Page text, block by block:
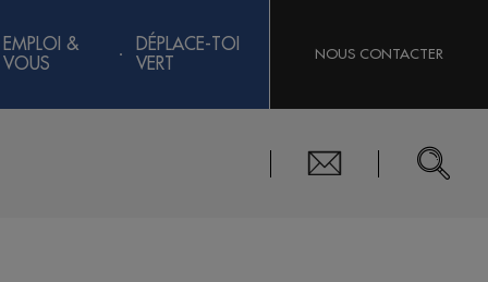
EMPLOI &
VOUS
DÉPLACE-TOI
VERT
NOUS CONTACTER